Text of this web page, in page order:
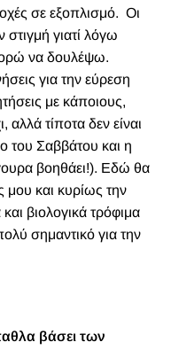
σε εξοπλισμό. Οι
γιατί λόγω
να δουλέψω.
για την εύρεση
με κάποιους,
τίποτα δεν είναι
του Σαββάτου και η
βοηθάει!). Εδώ θα
μου και κυρίως την
βιολογικά τρόφιμα
σημαντικό για την
βάσει των